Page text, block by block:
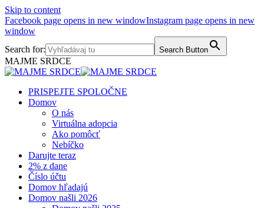
Skip to content
Facebook page opens in new windowInstagram page opens in new
window
Search for:
Search Button
MAJME SRDCE
PRISPEJTE SPOLOČNE
Domov
O nás
Virtuálna adopcia
Ako pomôcť
Nebíčko
Darujte teraz
2% z dane
Číslo účtu
Domov hľadajú
Domov našli 2026